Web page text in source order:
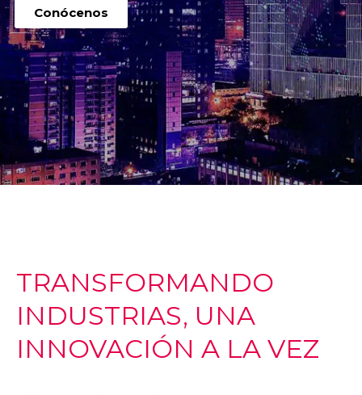
Conócenos
TRANSFORMANDO
INDUSTRIAS, UNA
INNOVACIÓN A LA VEZ